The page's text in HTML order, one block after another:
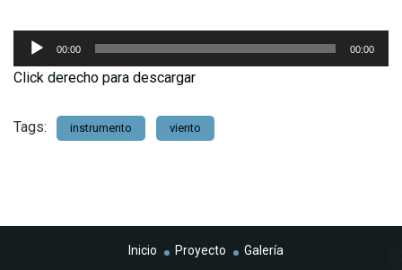
Reproductor
de
audio
00:00 00:00
Click derecho para descargar
Tags: instrumento viento
Inicio Proyecto Galería